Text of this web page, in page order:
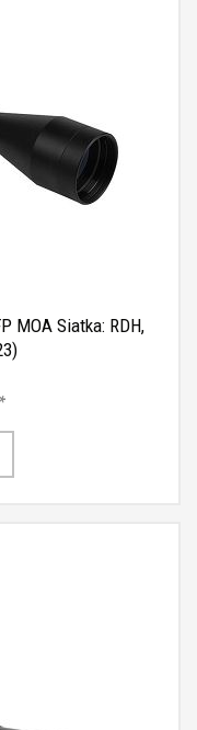
MOA Siatka: RDH,